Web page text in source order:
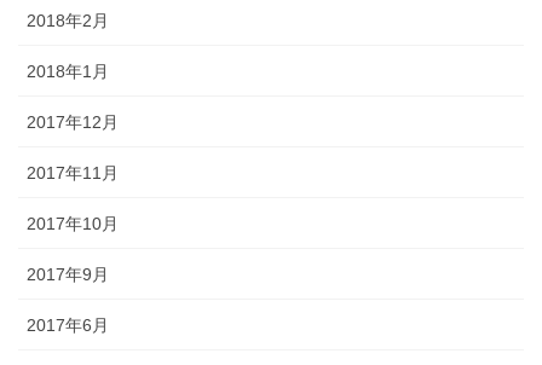
2018年2月
2018年1月
2017年12月
2017年11月
2017年10月
2017年9月
2017年6月